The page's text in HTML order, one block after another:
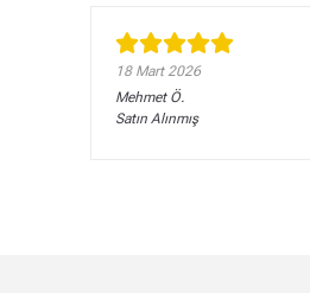
18 Mart 2026
Mehmet Ö.
Satın Alınmış